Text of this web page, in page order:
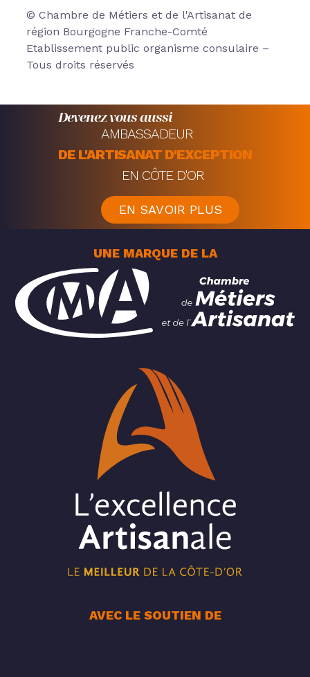
© Chambre de Métiers et de l'Artisanat de
région Bourgogne Franche-Comté
Etablissement public organisme consulaire –
Tous droits réservés
Devenez vous aussi
AMBASSADEUR
DE L'ARTISANAT D'EXCEPTION
EN CÔTE D'OR
EN SAVOIR PLUS
UNE MARQUE DE LA
AVEC LE SOUTIEN DE